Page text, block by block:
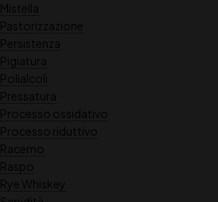
Mistella
Pastorizzazione
Persistenza
Pigiatura
Polialcoli
Pressatura
Processo ossidativo
Processo riduttivo
Racemo
Raspo
Rye Whiskey